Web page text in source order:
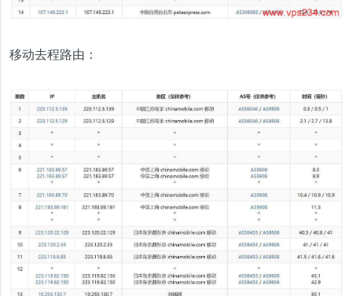
移动去程路由：